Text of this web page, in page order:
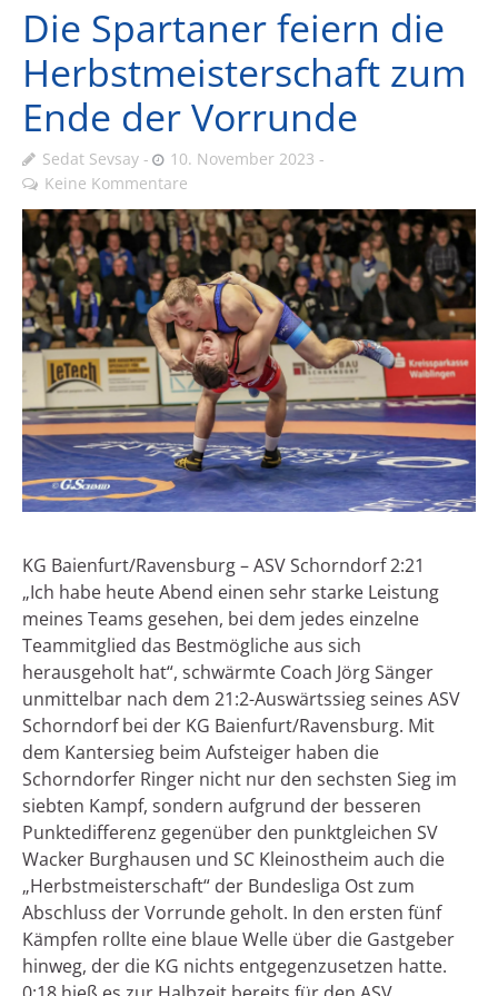
Die Spartaner feiern die
Herbstmeisterschaft zum
Ende der Vorrunde
Sedat Sevsay
10. November 2023
Keine Kommentare
KG Baienfurt/Ravensburg – ASV Schorndorf 2:21
„Ich habe heute Abend einen sehr starke Leistung
meines Teams gesehen, bei dem jedes einzelne
Teammitglied das Bestmögliche aus sich
herausgeholt hat“, schwärmte Coach Jörg Sänger
unmittelbar nach dem 21:2-Auswärtssieg seines ASV
Schorndorf bei der KG Baienfurt/Ravensburg. Mit
dem Kantersieg beim Aufsteiger haben die
Schorndorfer Ringer nicht nur den sechsten Sieg im
siebten Kampf, sondern aufgrund der besseren
Punktedifferenz gegenüber den punktgleichen SV
Wacker Burghausen und SC Kleinostheim auch die
„Herbstmeisterschaft“ der Bundesliga Ost zum
Abschluss der Vorrunde geholt. In den ersten fünf
Kämpfen rollte eine blaue Welle über die Gastgeber
hinweg, der die KG nichts entgegenzusetzen hatte.